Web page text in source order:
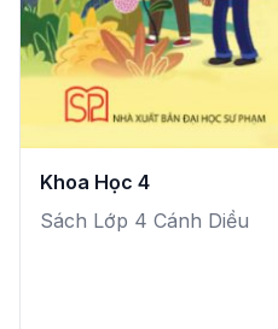
Khoa Học 4
Sách Lớp 4 Cánh Diều